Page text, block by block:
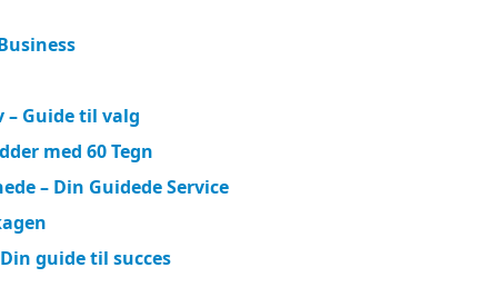
– Guide til valg
med 60 Tegn
– Din Guidede Service
guide til succes